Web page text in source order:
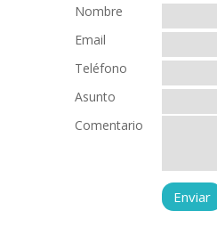
Nombre
Email
Teléfono
Asunto
Comentario